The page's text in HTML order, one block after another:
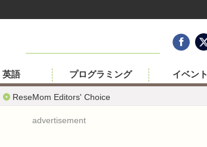
ReseMom Editors' Choice
英語 プログラミング イベント
advertisement